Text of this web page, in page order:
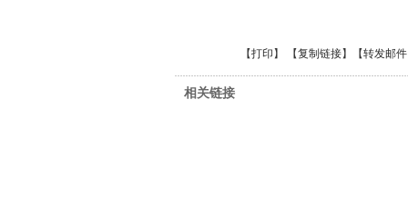
【打印 】 【复制链接】【转发邮件
相关链接